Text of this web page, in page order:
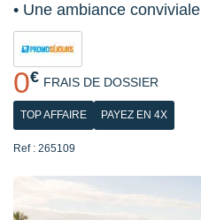
• Une ambiance conviviale
0€ FRAIS DE DOSSIER
TOP AFFAIRE PAYEZ EN 4X
Ref : 265109